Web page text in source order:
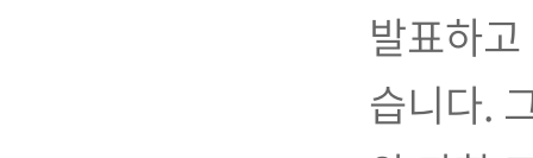
발표하
습니다.